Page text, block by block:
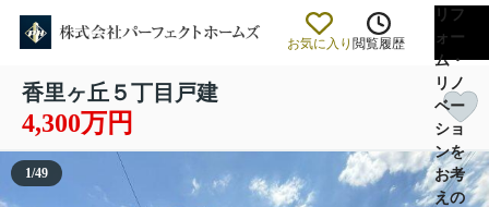
お気に入り 閲覧履歴
リフ
ォー
ム・
リノ
ベー
ショ
ンを
お考
えの
香里ヶ丘５丁目戸建
4,300万円
1/49